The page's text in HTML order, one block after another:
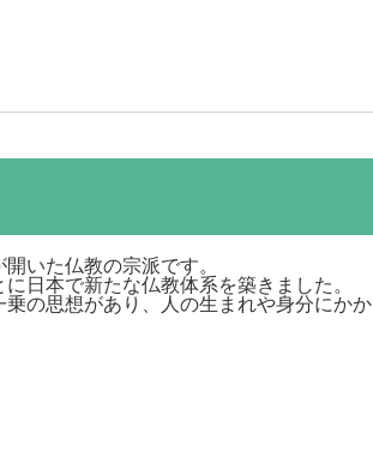
いた仏教の宗派です。
日本で新たな仏教体系を築きました。
の思想があり、人の生まれや身分にかか